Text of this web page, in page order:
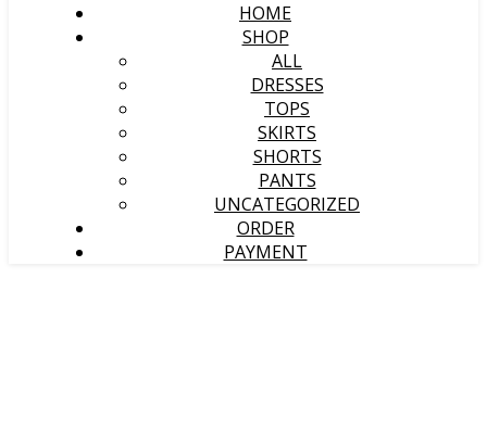
HOME
SHOP
ALL
DRESSES
TOPS
SKIRTS
SHORTS
PANTS
UNCATEGORIZED
ORDER
PAYMENT